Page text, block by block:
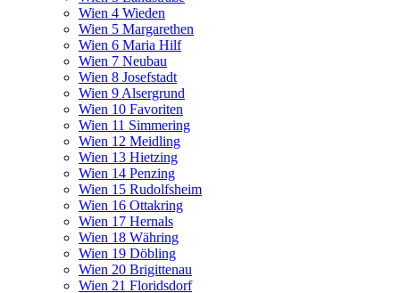
Wien 4 Wieden
Wien 5 Margarethen
Wien 6 Maria Hilf
Wien 7 Neubau
Wien 8 Josefstadt
Wien 9 Alsergrund
Wien 10 Favoriten
Wien 11 Simmering
Wien 12 Meidling
Wien 13 Hietzing
Wien 14 Penzing
Wien 15 Rudolfsheim
Wien 16 Ottakring
Wien 17 Hernals
Wien 18 Währing
Wien 19 Döbling
Wien 20 Brigittenau
Wien 21 Floridsdorf